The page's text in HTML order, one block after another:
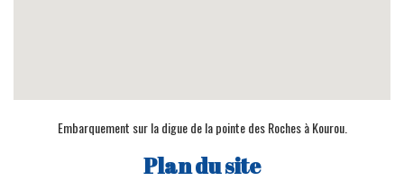
Embarquement sur la digue de la pointe des Roches à Kourou.
Plan du site